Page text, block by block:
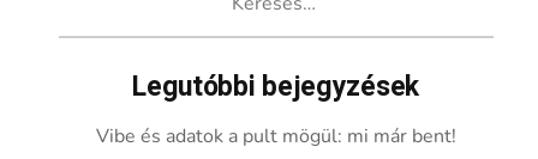
Legutóbbi bejegyzések
Vibe és adatok a pult mögül: mi már bent!